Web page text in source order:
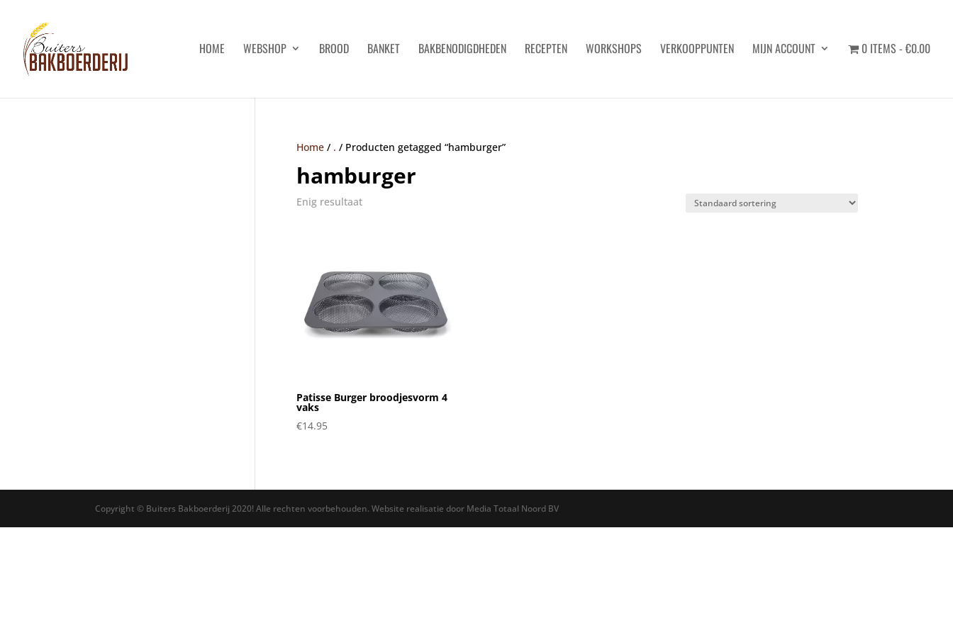
HOME WEBSHOP BROOD BANKET BAKBENODIGDHEDEN RECEPTEN WORKSHOPS VERKOOPPUNTEN MIJN ACCOUNT 0 ITEMS €0.00
Home/ . / Producten getagged “hamburger”
hamburger
Enig resultaat
Patisse Burger broodjesvorm 4
vaks
€14.95
Copyright © Buiters Bakboerderij 2020! Alle rechten voorbehouden. Website realisatie door Media Totaal Noord BV